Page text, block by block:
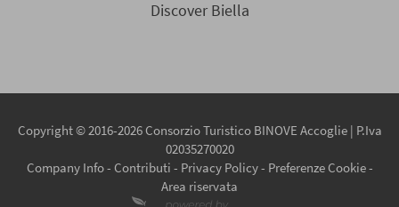
Discover Biella
Copyright © 2016-2026 Consorzio Turistico BINOVE Accoglie | P.Iva
02035270020
Company Info- Contributi - Privacy Policy- Preferenze Cookie-
Area riservata